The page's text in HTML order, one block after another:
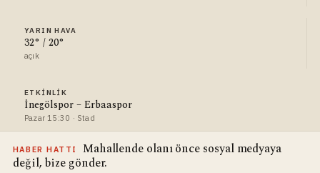
YARIN HAVA
32° / 20°
açık
ETKINLIK
İnegölspor – Erbaaspor
Pazar 15:30 · Stad
HABER HATTI
Mahallende olanı önce sosyal medyaya
değil, bize gönder.